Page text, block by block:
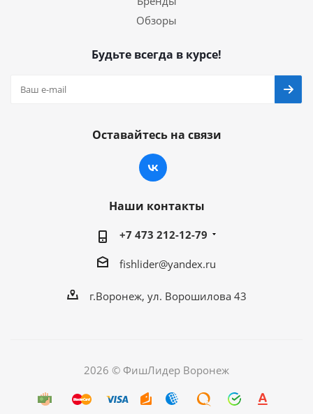
Обзоры
Будьте всегда в курсе!
Оставайтесь на связи
Наши контакты
+7 473 212-12-79
fishlider@yandex.ru
г.Воронеж, ул. Ворошилова 43
2026 © ФишЛидер Воронеж